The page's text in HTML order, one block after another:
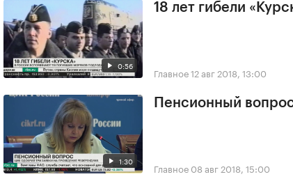
0:56
18 лет гибели
Главное12 авг 2018, 13:00
1:30
Пенсионный
Главное 08 авг 2018, 15:00